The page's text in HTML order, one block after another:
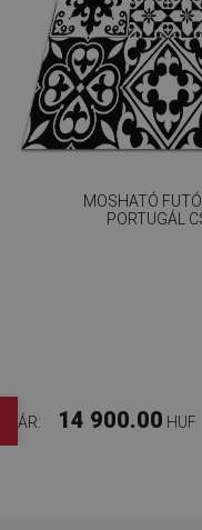
MOSHATÓ
PORTUGÁL
ÁR: 14 900.00 HUF